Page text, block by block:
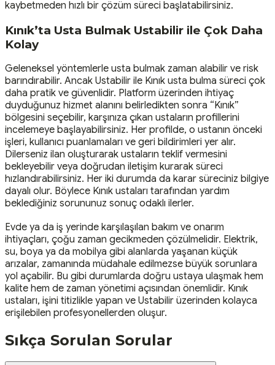
kaybetmeden hızlı bir çözüm süreci başlatabilirsiniz.
Kınık’ta Usta Bulmak Ustabilir ile Çok Daha
Kolay
Geleneksel yöntemlerle usta bulmak zaman alabilir ve risk
barındırabilir. Ancak Ustabilir ile Kınık usta bulma süreci çok
daha pratik ve güvenlidir. Platform üzerinden ihtiyaç
duyduğunuz hizmet alanını belirledikten sonra “Kınık”
bölgesini seçebilir, karşınıza çıkan ustaların profillerini
incelemeye başlayabilirsiniz. Her profilde, o ustanın önceki
işleri, kullanıcı puanlamaları ve geri bildirimleri yer alır.
Dilerseniz ilan oluşturarak ustaların teklif vermesini
bekleyebilir veya doğrudan iletişim kurarak süreci
hızlandırabilirsiniz. Her iki durumda da karar süreciniz bilgiye
dayalı olur. Böylece Kınık ustaları tarafından yardım
beklediğiniz sorununuz sonuç odaklı ilerler.
Evde ya da iş yerinde karşılaşılan bakım ve onarım
ihtiyaçları, çoğu zaman gecikmeden çözülmelidir. Elektrik,
su, boya ya da mobilya gibi alanlarda yaşanan küçük
arızalar, zamanında müdahale edilmezse büyük sorunlara
yol açabilir. Bu gibi durumlarda doğru ustaya ulaşmak hem
kalite hem de zaman yönetimi açısından önemlidir. Kınık
ustaları, işini titizlikle yapan ve Ustabilir üzerinden kolayca
erişilebilen profesyonellerden oluşur.
Sıkça Sorulan Sorular